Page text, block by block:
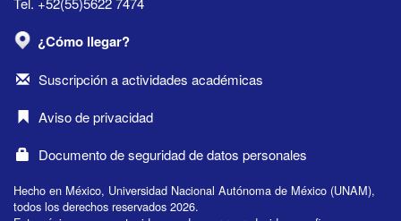
¿Cómo llegar?
Suscripción a actividades académicas
Aviso de privacidad
Documento de seguridad de datos personales
Hecho en México, Universidad Nacional Autónoma de México (UNAM),
todos los derechos reservados 2026.